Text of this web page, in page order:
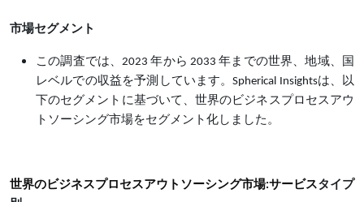
市場セグメント
この調査では、2023 年から 2033 年までの世界、地域、国
レベルでの収益を予測しています。Spherical Insightsは、以
下のセグメントに基づいて、世界のビジネスプロセスアウ
トソーシング市場をセグメント化しました。
世界のビジネスプロセスアウトソーシング市場:サービスタイプ